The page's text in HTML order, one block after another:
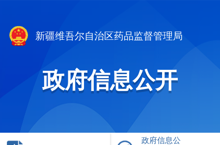
新疆维吾尔自治区药品监督管理局
政府信息公开
政府信息公